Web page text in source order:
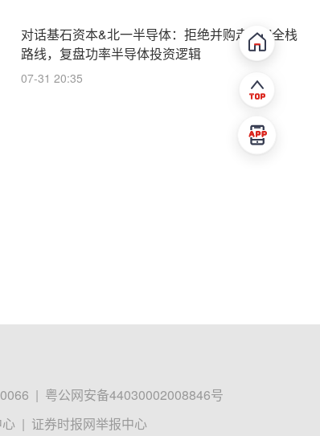
对话基石资本&北一半导体：拒绝并购走IDM全栈
路线，复盘功率半导体投资逻辑
07-31 20:35
| 粤公网安备44030002008846号
| 证券时报网举报中心